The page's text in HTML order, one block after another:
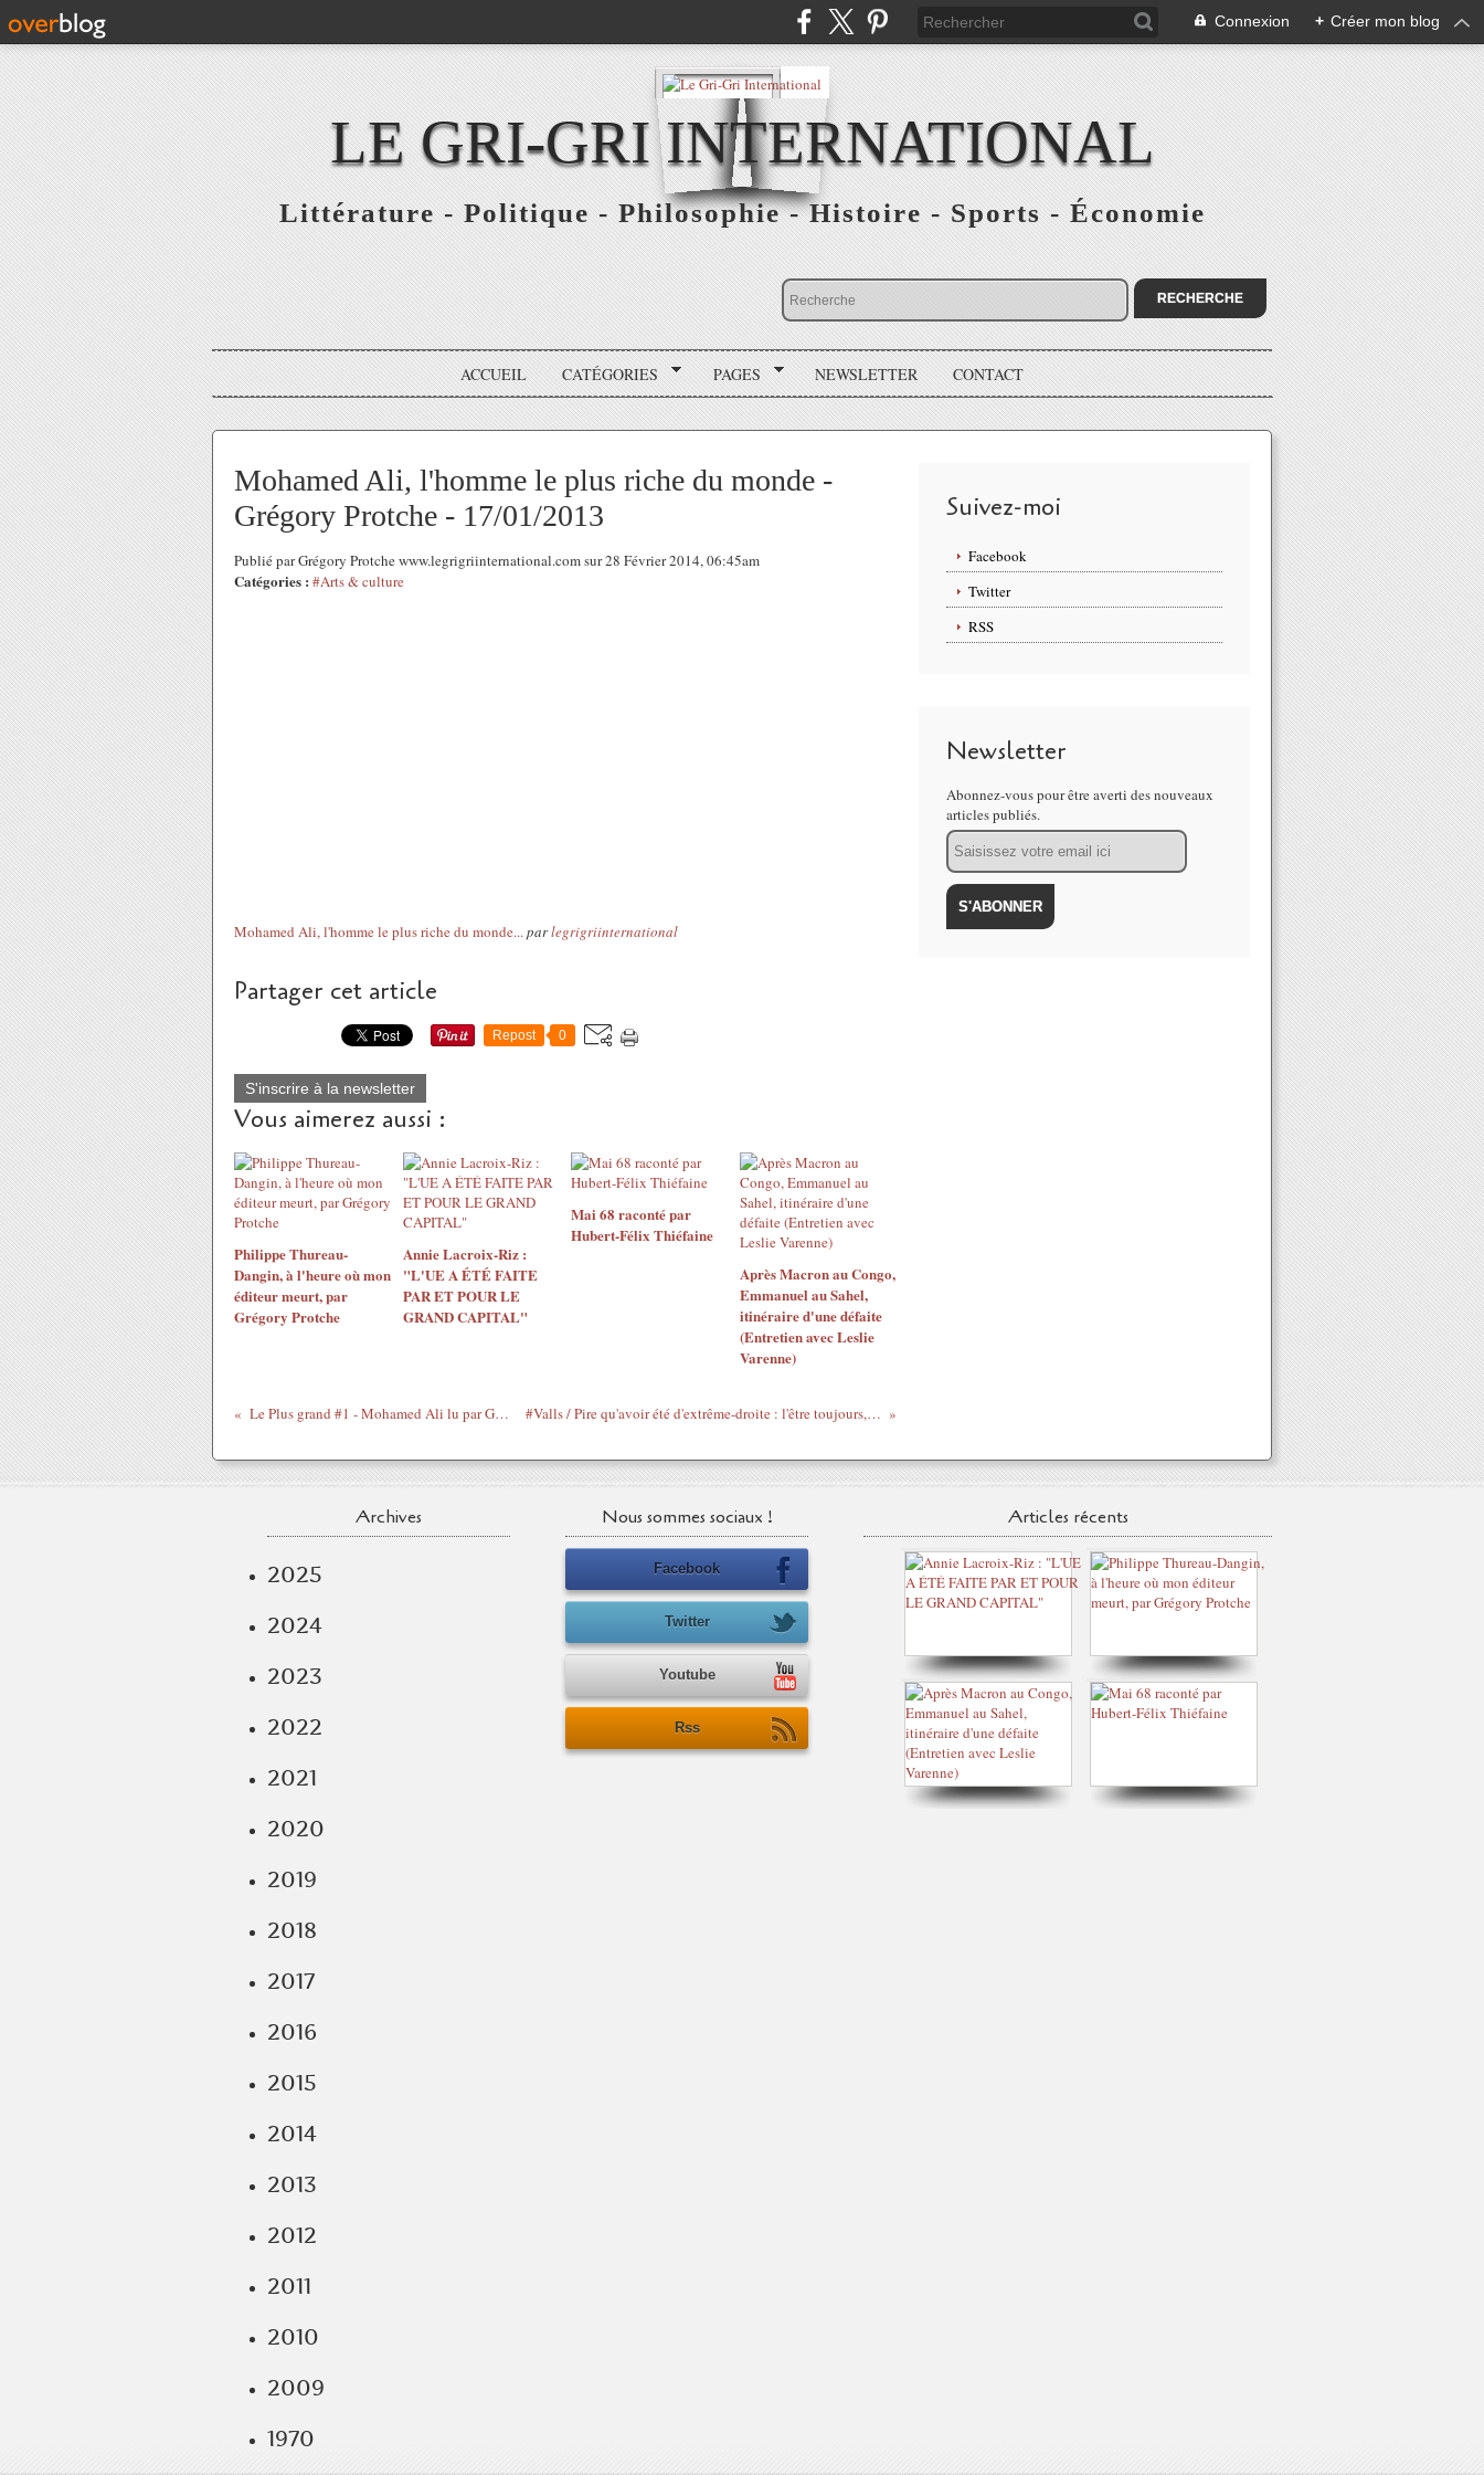
Connexion + Créer mon blog
LE GRI-GRI INTERNATIONAL
Littérature - Politique - Philosophie - Histoire - Sports - Économie
ACCUEIL CATÉGORIES PAGES NEWSLETTER CONTACT
Mohamed Ali, l'homme le plus riche du monde -
Grégory Protche - 17/01/2013
Publié par Grégory Protche www.legrigriinternational.com sur 28 Février 2014, 06:45am
Catégories : #Arts & culture
Mohamed Ali, l'homme le plus riche du monde...parlegrigriinternational
Partager cet article
Repost 0
S'inscrire à la newsletter
Vous aimerez aussi :
Philippe Thureau-
Dangin, à l'heure où mon
éditeur meurt, par
Grégory Protche
Annie Lacroix-Riz :
"L'UE A ÉTÉ FAITE
PAR ET POUR LE
GRAND CAPITAL"
Mai 68 raconté par
Hubert-Félix Thiéfaine
Après Macron au Congo,
Emmanuel au Sahel,
itinéraire d'une défaite
(Entretien avec Leslie
Varenne)
Le Plus grand #1 - Mohamed Ali lu par Grégory Protche - 13/10/2013 #Valls / Pire qu'avoir été d'extrême-droite : l'être toujours, comme le Glaude Goasguen (vidéo)
Suivez-moi
Facebook
Twitter
RSS
Newsletter
Abonnez-vous pour être averti des nouveaux
articles publiés.
Email
Archives
2025
2024
2023
2022
2021
2020
2019
2018
2017
2016
2015
2014
2013
2012
2011
2010
2009
1970
Nous sommes sociaux !
Facebook
Twitter
Youtube
Rss
Articles récents